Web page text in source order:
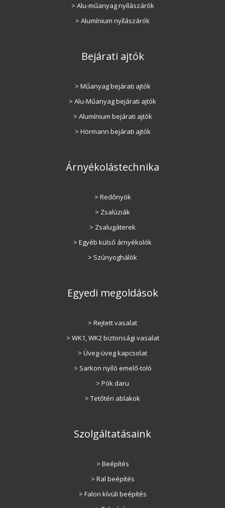
> Alu-műanyag nyílászárók
> Alumínium nyílászárók
Bejárati ajtók
> Műanyag bejárati ajtók
> Alu-Műanyag bejárati ajtók
> Alumínium bejárati ajtók
> Hörmann bejárati ajtók
Árnyékolástechnika
> Redőnyök
> Zsalúziák
> Zsalugáterek
> Egyéb külső árnyékolók
> Szúnyoghálók
Egyedi megoldások
> Rejtett vasalat
> WK1, WK2 biztonsági vasalat
> Üveg-üveg kapcsolat
> Sarkon nyíló emelő-toló
> Pók daru
> Tetőtéri ablakok
Szolgáltatásaink
> Beépítés
> Ral beépítés
> Falon kívüli beépítés